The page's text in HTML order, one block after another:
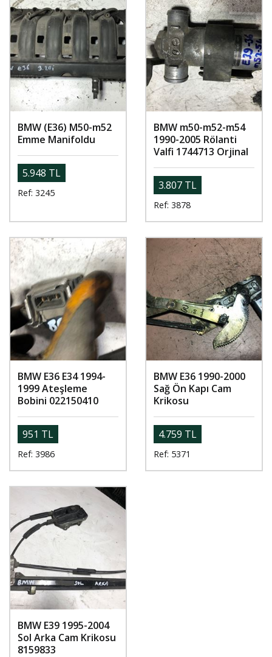
BMW (E36) M50-m52
Emme Manifoldu
5.948 TL
Ref: 3245
BMW m50-m52-m54
1990-2005 Rölanti
Valfi 1744713 Orjinal
3.807 TL
Ref: 3878
BMW E36 E34 1994-
1999 Ateşleme
Bobini 022150410
951 TL
Ref: 3986
BMW E36 1990-2000
Sağ Ön Kapı Cam
Krikosu
4.759 TL
Ref: 5371
BMW E39 1995-2004
Sol Arka Cam Krikosu
8159833